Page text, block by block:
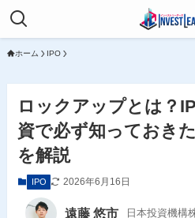
ホーム IPO
ロックアップとは？
資で必ず知っておき
を解説
IPO 2026年6月16日
遠藤 悠市 日本投資機構